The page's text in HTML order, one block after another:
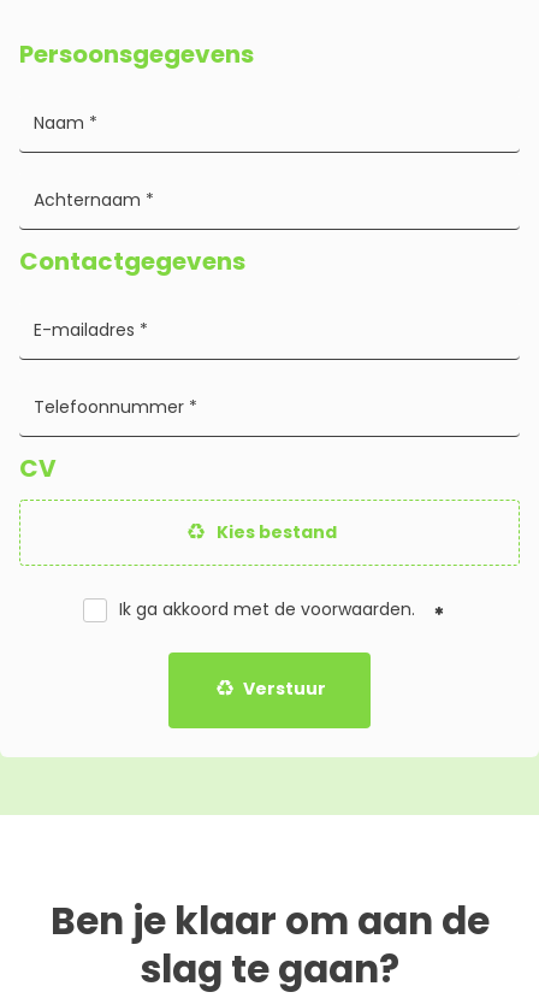
Persoonsgegevens
Contactgegevens
CV
Kies bestand
Ik ga akkoord met de voorwaarden.
Verstuur
Ben je klaar om aan de
slag te gaan?